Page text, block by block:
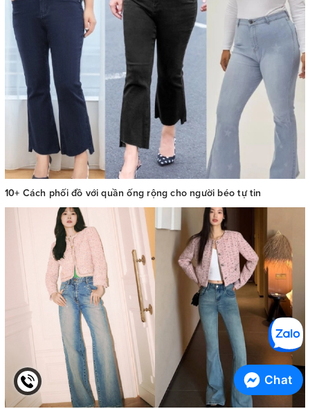
10+ Cách phối đồ với quần ống rộng cho người béo tự tin
Chat